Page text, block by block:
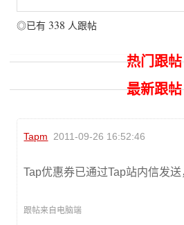
◎已有 338 人跟帖
热门跟帖
最新跟帖
Tapm 2011-09-26 16:52:46
Tap优惠券已通过Tap站内信发送
跟帖来自电脑端